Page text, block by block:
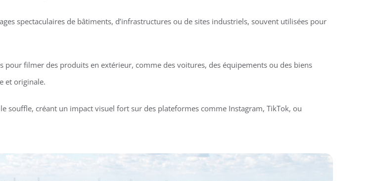
spectaculaires de bâtiments, d’infrastructures ou de sites industriels, souvent utilisées pour
pour filmer des produits en extérieur, comme des voitures, des équipements ou des biens
et originale.
souffle, créant un impact visuel fort sur des plateformes comme Instagram, TikTok, ou